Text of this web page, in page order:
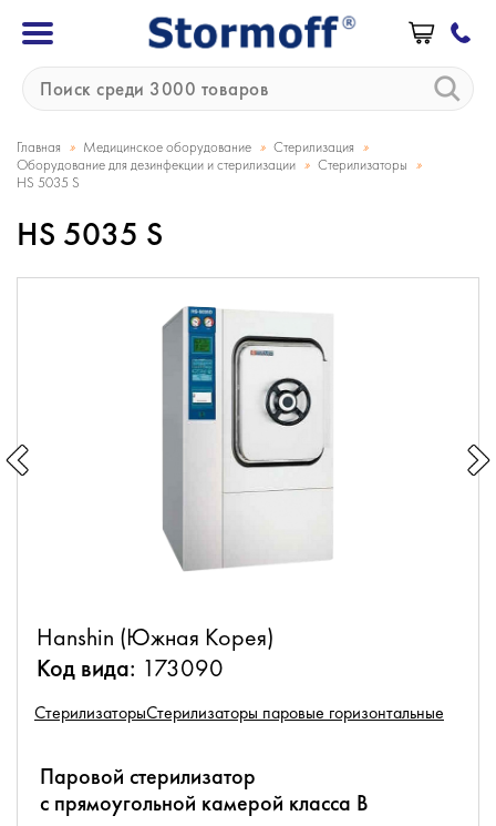
Главная » Медицинское оборудование » Стерилизация »
Оборудование для дезинфекции и стерилизации » Стерилизаторы »
HS 5035 S
HS 5035 S
Hanshin (Южная Корея)
Код вида: 173090
СтерилизаторыСтерилизаторы паровые горизонтальные
Паровой стерилизатор
с прямоугольной камерой класса B